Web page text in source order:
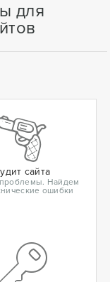
для
сайта
Найдем
ошибки